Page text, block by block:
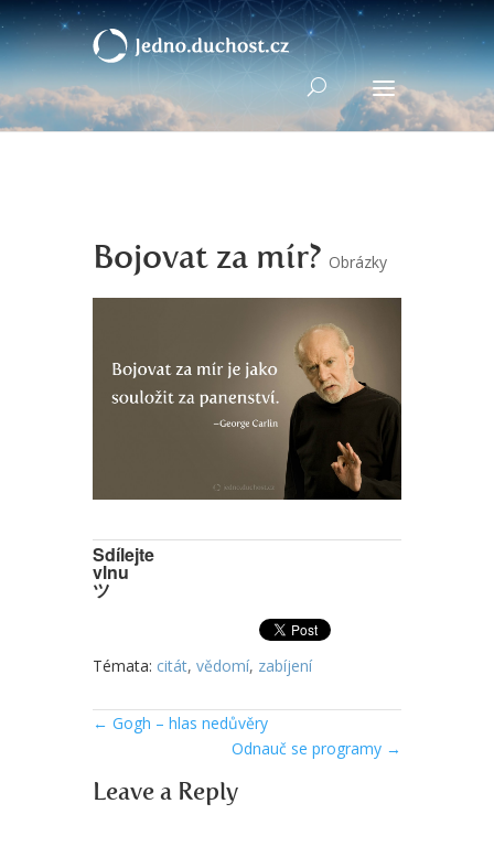
Bojovat za mír? Obrázky
Sdílejte
vlnu
ツ
Témata: citát, vědomí, zabíjení
← Gogh – hlas nedůvěry
Odnauč se programy →
Leave a Reply